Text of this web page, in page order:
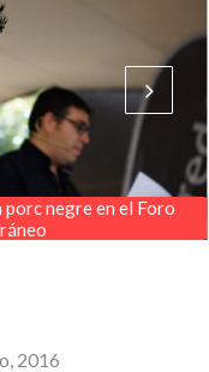
negre en el Foro
2016